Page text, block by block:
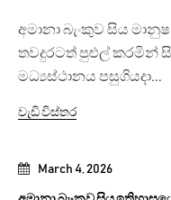
March 4, 2026
අමානා බැංකුව සිය
තවදුරටත් පුළුල් කරමින්
මධ්‍යස්ථානය පසුගියදා...
වැඩි විස්තර